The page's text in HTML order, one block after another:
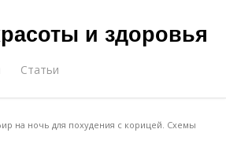
и здоровья
Статьи
на ночь для похудения с корицей. Схемы